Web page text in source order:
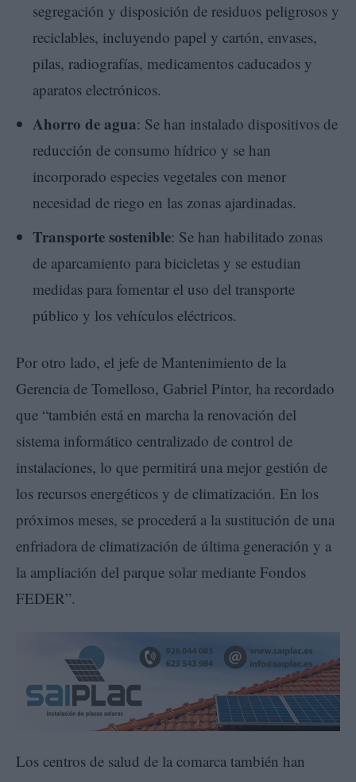
segregación y disposición de residuos peligrosos y
reciclables, incluyendo papel y cartón, envases,
pilas, radiografías, medicamentos caducados y
aparatos electrónicos.
Ahorro de agua: Se han instalado dispositivos de
reducción de consumo hídrico y se han
incorporado especies vegetales con menor
necesidad de riego en las zonas ajardinadas.
Transporte sostenible: Se han habilitado zonas
de aparcamiento para bicicletas y se estudian
medidas para fomentar el uso del transporte
público y los vehículos eléctricos.
Por otro lado, el jefe de Mantenimiento de la
Gerencia de Tomelloso, Gabriel Pintor, ha recordado
que “también está en marcha la renovación del
sistema informático centralizado de control de
instalaciones, lo que permitirá una mejor gestión de
los recursos energéticos y de climatización. En los
próximos meses, se procederá a la sustitución de una
enfriadora de climatización de última generación y a
la ampliación del parque solar mediante Fondos
FEDER”.
Los centros de salud de la comarca también han